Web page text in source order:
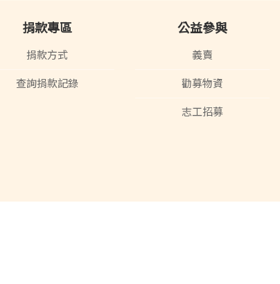
捐款專區
捐款方式
查詢捐款記錄
公益參與
義賣
勸募物資
志工招募